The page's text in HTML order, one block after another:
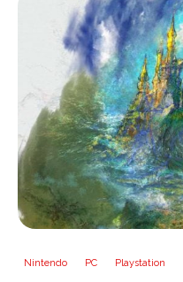
Nintendo PC Playstation